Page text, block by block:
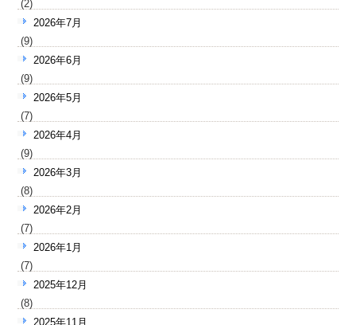
(2)
2026年7月
(9)
2026年6月
(9)
2026年5月
(7)
2026年4月
(9)
2026年3月
(8)
2026年2月
(7)
2026年1月
(7)
2025年12月
(8)
2025年11月